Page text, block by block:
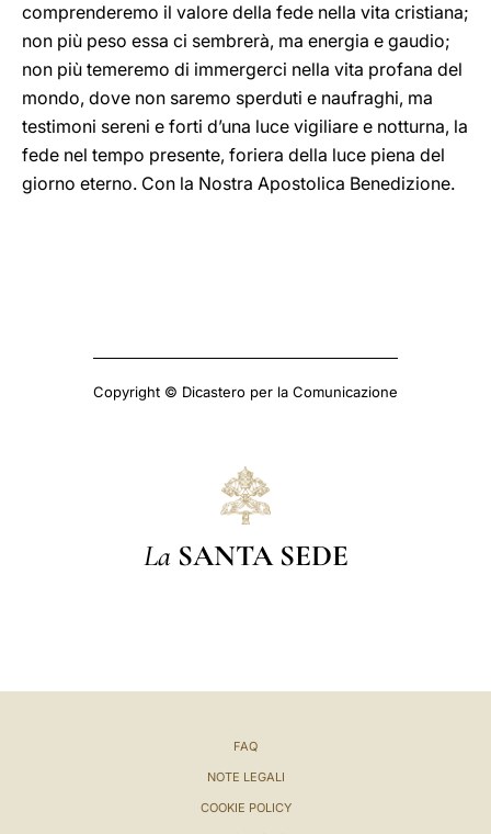
comprenderemo il valore della fede nella vita cristiana;
non più peso essa ci sembrerà, ma energia e gaudio;
non più temeremo di immergerci nella vita profana del
mondo, dove non saremo sperduti e naufraghi, ma
testimoni sereni e forti d’una luce vigiliare e notturna, la
fede nel tempo presente, foriera della luce piena del
giorno eterno. Con la Nostra Apostolica Benedizione.
Copyright © Dicastero per la Comunicazione
La SANTA SEDE
FAQ
NOTE LEGALI
COOKIE POLICY